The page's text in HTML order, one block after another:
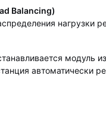
Balancing)
нагрузки
модуль
автоматически